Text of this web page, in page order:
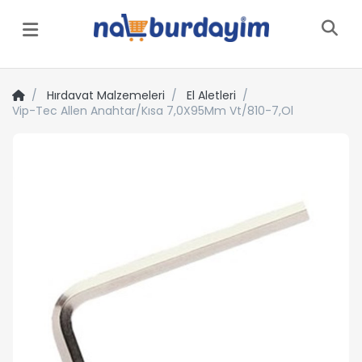
Menü
Hırdavat Malzemeleri
El Aletleri
Vip-Tec Allen Anahtar/Kısa 7,0X95Mm Vt/810-7,Ol